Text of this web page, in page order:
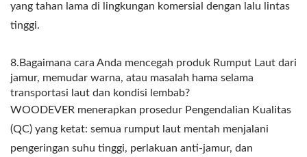
yang tahan lama di lingkungan komersial dengan lalu lintas
tinggi.
8.Bagaimana cara Anda mencegah produk Rumput Laut dari
jamur, memudar warna, atau masalah hama selama
transportasi laut dan kondisi lembab?
WOODEVER menerapkan prosedur Pengendalian Kualitas
(QC) yang ketat: semua rumput laut mentah menjalani
pengeringan suhu tinggi, perlakuan anti-jamur, dan